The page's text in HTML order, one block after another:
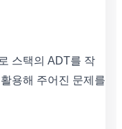
스택의 ADT를 작
용해 주어진 문제를